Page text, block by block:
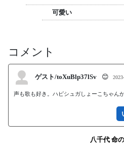
可愛い
コメント
ゲスト/toXuBlp37lSv 😊
声も歌も好き。ハピシュガしょーこちゃん
八千代 命